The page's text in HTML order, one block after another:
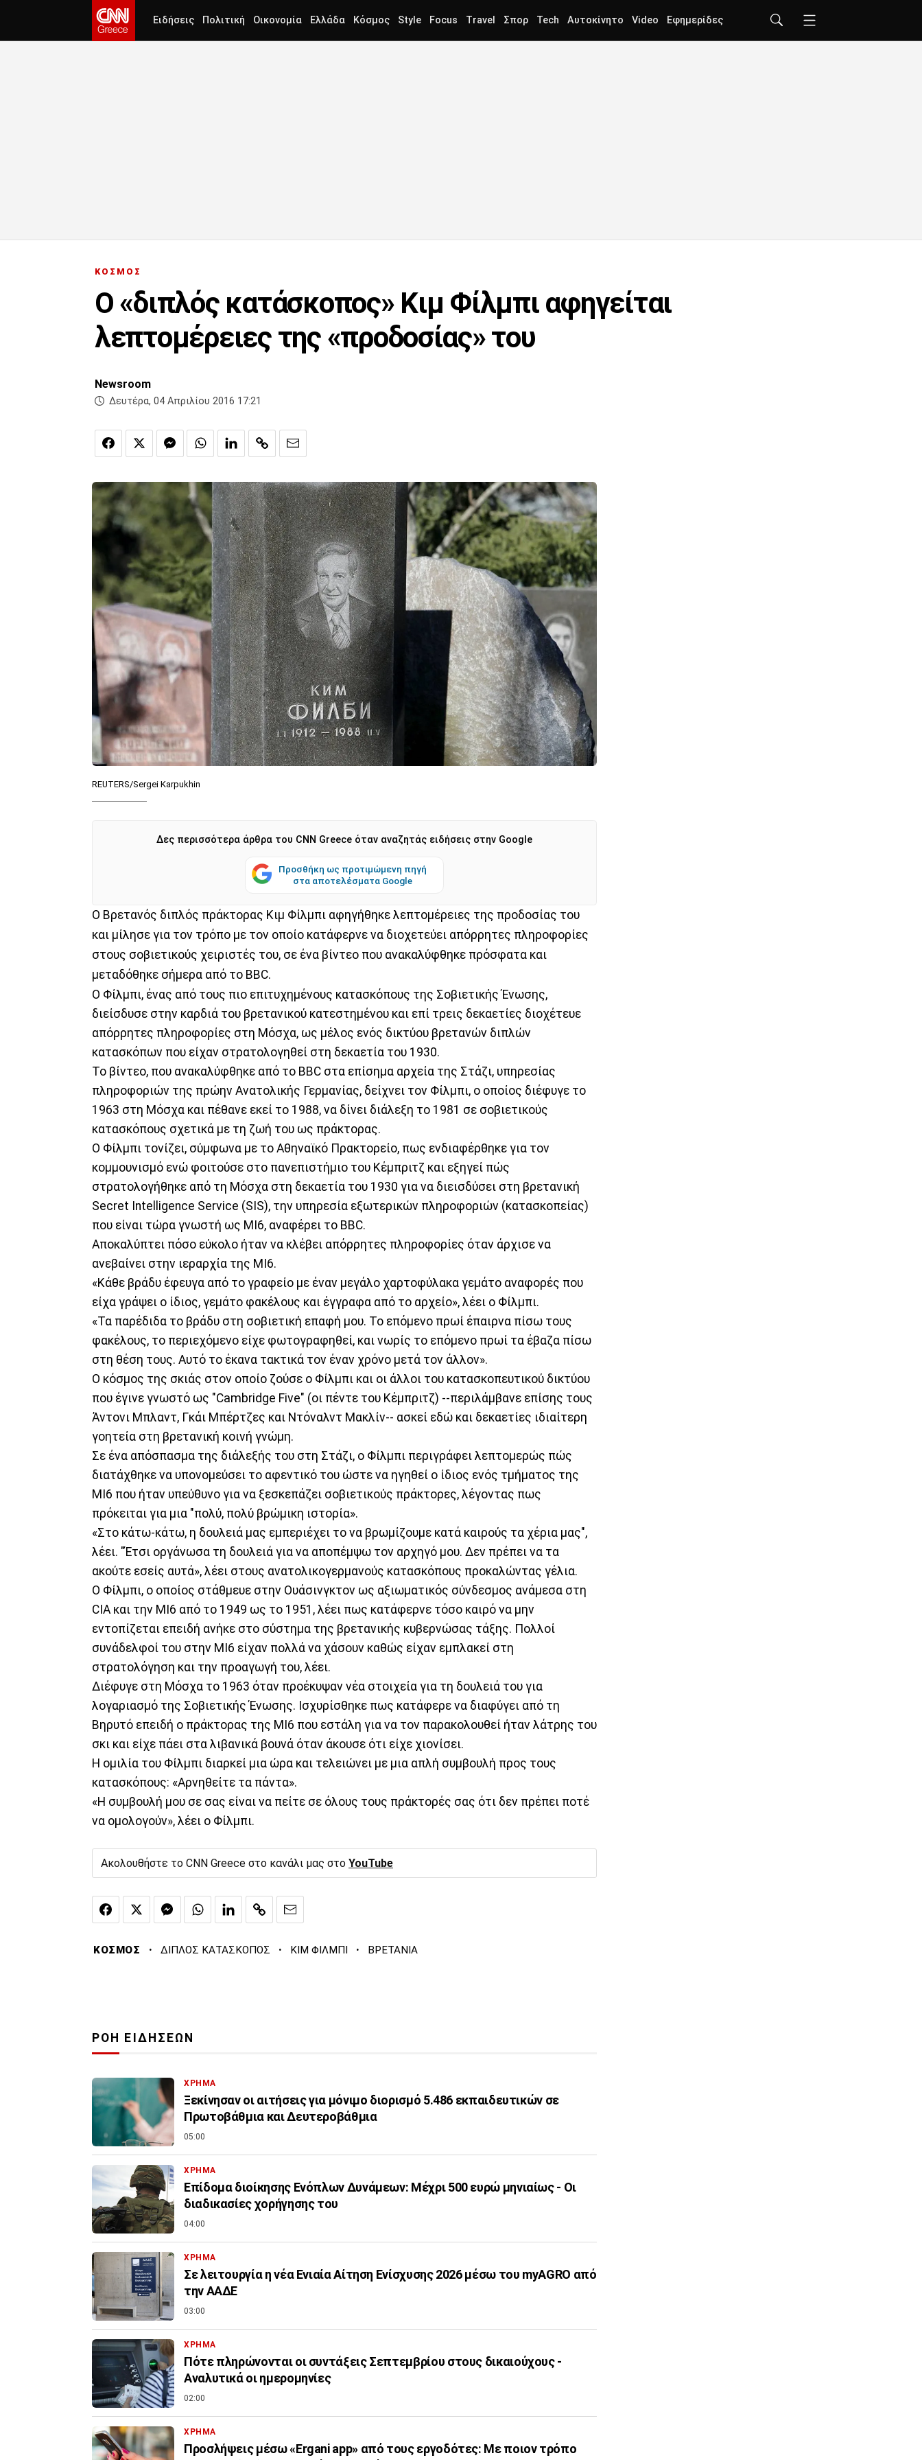
Ειδήσεις Πολιτική Οικονομία Ελλάδα Κόσμος Style Focus Travel Σπορ Tech Αυτοκίνητο Video Εφημερίδες
ΚΟΣΜΟΣ
Ο «διπλός κατάσκοπος» Κιμ Φίλμπι αφηγείται
λεπτομέρειες της «προδοσίας» του
Newsroom
Δευτέρα, 04 Απριλίου 2016 17:21
REUTERS/Sergei Karpukhin
Δες περισσότερα άρθρα του CNN Greece όταν αναζητάς ειδήσεις στην Google
Προσθήκη ως προτιμώμενη πηγή
στα αποτελέσματα Google
Ο Bρετανός διπλός πράκτορας Κιμ Φίλμπι αφηγήθηκε λεπτομέρειες της προδοσίας του
και μίλησε για τον τρόπο με τον οποίο κατάφερνε να διοχετεύει απόρρητες πληροφορίες
στους σοβιετικούς χειριστές του, σε ένα βίντεο που ανακαλύφθηκε πρόσφατα και
μεταδόθηκε σήμερα από το BBC.
Ο Φίλμπι, ένας από τους πιο επιτυχημένους κατασκόπους της Σοβιετικής Ένωσης,
διείσδυσε στην καρδιά του βρετανικού κατεστημένου και επί τρεις δεκαετίες διοχέτευε
απόρρητες πληροφορίες στη Μόσχα, ως μέλος ενός δικτύου βρετανών διπλών
κατασκόπων που είχαν στρατολογηθεί στη δεκαετία του 1930.
Το βίντεο, που ανακαλύφθηκε από το BBC στα επίσημα αρχεία της Στάζι, υπηρεσίας
πληροφοριών της πρώην Ανατολικής Γερμανίας, δείχνει τον Φίλμπι, ο οποίος διέφυγε το
1963 στη Μόσχα και πέθανε εκεί το 1988, να δίνει διάλεξη το 1981 σε σοβιετικούς
κατασκόπους σχετικά με τη ζωή του ως πράκτορας.
Ο Φίλμπι τονίζει, σύμφωνα με το Αθηναϊκό Πρακτορείο, πως ενδιαφέρθηκε για τον
κομμουνισμό ενώ φοιτούσε στο πανεπιστήμιο του Κέμπριτζ και εξηγεί πώς
στρατολογήθηκε από τη Μόσχα στη δεκαετία του 1930 για να διεισδύσει στη βρετανική
Secret Intelligence Service (SIS), την υπηρεσία εξωτερικών πληροφοριών (κατασκοπείας)
που είναι τώρα γνωστή ως MI6, αναφέρει το BBC.
Αποκαλύπτει πόσο εύκολο ήταν να κλέβει απόρρητες πληροφορίες όταν άρχισε να
ανεβαίνει στην ιεραρχία της MI6.
«Κάθε βράδυ έφευγα από το γραφείο με έναν μεγάλο χαρτοφύλακα γεμάτο αναφορές που
είχα γράψει ο ίδιος, γεμάτο φακέλους και έγγραφα από το αρχείο», λέει ο Φίλμπι.
«Τα παρέδιδα το βράδυ στη σοβιετική επαφή μου. Το επόμενο πρωί έπαιρνα πίσω τους
φακέλους, το περιεχόμενο είχε φωτογραφηθεί, και νωρίς το επόμενο πρωί τα έβαζα πίσω
στη θέση τους. Αυτό το έκανα τακτικά τον έναν χρόνο μετά τον άλλον».
Ο κόσμος της σκιάς στον οποίο ζούσε ο Φίλμπι και οι άλλοι του κατασκοπευτικού δικτύου
που έγινε γνωστό ως "Cambridge Five" (οι πέντε του Κέμπριτζ) --περιλάμβανε επίσης τους
Άντονι Μπλαντ, Γκάι Μπέρτζες και Ντόναλντ Μακλίν-- ασκεί εδώ και δεκαετίες ιδιαίτερη
γοητεία στη βρετανική κοινή γνώμη.
Σε ένα απόσπασμα της διάλεξής του στη Στάζι, ο Φίλμπι περιγράφει λεπτομερώς πώς
διατάχθηκε να υπονομεύσει το αφεντικό του ώστε να ηγηθεί ο ίδιος ενός τμήματος της
MI6 που ήταν υπεύθυνο για να ξεσκεπάζει σοβιετικούς πράκτορες, λέγοντας πως
πρόκειται για μια "πολύ, πολύ βρώμικη ιστορία».
«Στο κάτω-κάτω, η δουλειά μας εμπεριέχει το να βρωμίζουμε κατά καιρούς τα χέρια μας",
λέει. "Έτσι οργάνωσα τη δουλειά για να αποπέμψω τον αρχηγό μου. Δεν πρέπει να τα
ακούτε εσείς αυτά», λέει στους ανατολικογερμανούς κατασκόπους προκαλώντας γέλια.
Ο Φίλμπι, ο οποίος στάθμευε στην Ουάσινγκτον ως αξιωματικός σύνδεσμος ανάμεσα στη
CIA και την MI6 από το 1949 ως το 1951, λέει πως κατάφερνε τόσο καιρό να μην
εντοπίζεται επειδή ανήκε στο σύστημα της βρετανικής κυβερνώσας τάξης. Πολλοί
συνάδελφοί του στην MI6 είχαν πολλά να χάσουν καθώς είχαν εμπλακεί στη
στρατολόγηση και την προαγωγή του, λέει.
Διέφυγε στη Μόσχα το 1963 όταν προέκυψαν νέα στοιχεία για τη δουλειά του για
λογαριασμό της Σοβιετικής Ένωσης. Ισχυρίσθηκε πως κατάφερε να διαφύγει από τη
Βηρυτό επειδή ο πράκτορας της MI6 που εστάλη για να τον παρακολουθεί ήταν λάτρης του
σκι και είχε πάει στα λιβανικά βουνά όταν άκουσε ότι είχε χιονίσει.
Η ομιλία του Φίλμπι διαρκεί μια ώρα και τελειώνει με μια απλή συμβουλή προς τους
κατασκόπους: «Αρνηθείτε τα πάντα».
«Η συμβουλή μου σε σας είναι να πείτε σε όλους τους πράκτορές σας ότι δεν πρέπει ποτέ
να ομολογούν», λέει ο Φίλμπι.
Ακολουθήστε το CNN Greece στο κανάλι μας στο YouTube
ΚΟΣΜΟΣ · ΔΙΠΛΟΣ ΚΑΤΑΣΚΟΠΟΣ · ΚΙΜ ΦΙΛΜΠΙ · ΒΡΕΤΑΝΙΑ
ΡΟΗ ΕΙΔΗΣΕΩΝ
ΧΡΗΜΑ
Ξεκίνησαν οι αιτήσεις για μόνιμο διορισμό 5.486 εκπαιδευτικών σε
Πρωτοβάθμια και Δευτεροβάθμια
05:00
ΧΡΗΜΑ
Επίδομα διοίκησης Ενόπλων Δυνάμεων: Μέχρι 500 ευρώ μηνιαίως - Οι
διαδικασίες χορήγησης του
04:00
ΧΡΗΜΑ
Σε λειτουργία η νέα Ενιαία Αίτηση Ενίσχυσης 2026 μέσω του myAGRO από
την ΑΑΔΕ
03:00
ΧΡΗΜΑ
Πότε πληρώνονται οι συντάξεις Σεπτεμβρίου στους δικαιούχους -
Αναλυτικά οι ημερομηνίες
02:00
ΧΡΗΜΑ
Προσλήψεις μέσω «Ergani app» από τους εργοδότες: Με ποιον τρόπο